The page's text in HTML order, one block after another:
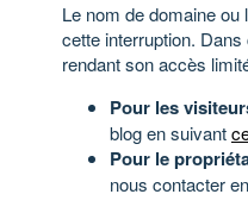
Le nom de domaine ou
cette interruption.
rendant son accès
Pour les
blog en suivant
Pour le
nous contacter